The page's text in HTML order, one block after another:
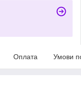
Оплата Умови